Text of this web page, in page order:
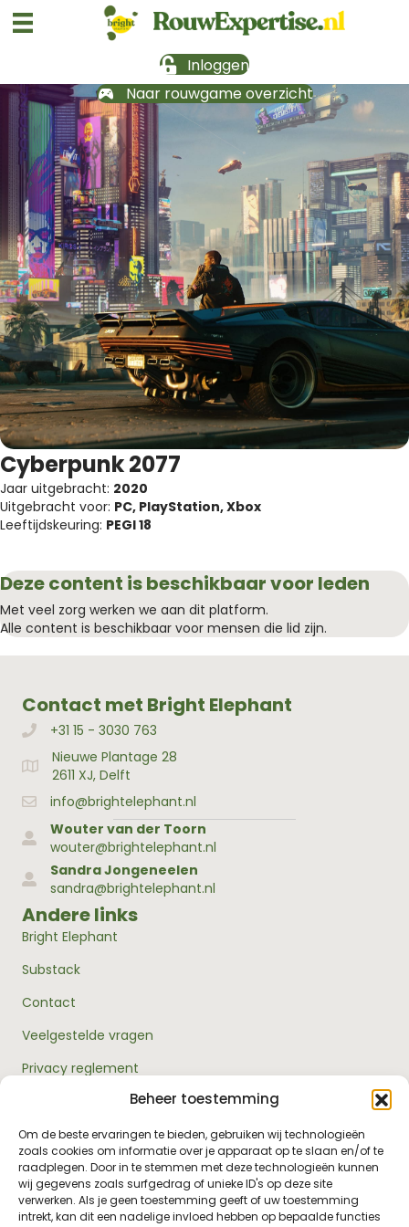
Beheer toestemming
Om de beste ervaringen te bieden, gebruiken wij technologieën
zoals cookies om informatie over je apparaat op te slaan en/of te
raadplegen. Door in te stemmen met deze technologieën kunnen
wij gegevens zoals surfgedrag of unieke ID's op deze site
verwerken. Als je geen toestemming geeft of uw toestemming
intrekt, kan dit een nadelige invloed hebben op bepaalde functies
Inloggen
Naar rouwgame overzicht
Cyberpunk 2077
Jaar uitgebracht: 2020
Uitgebracht voor: PC, PlayStation, Xbox
Leeftijdskeuring: PEGI 18
Deze content is beschikbaar voor leden
Met veel zorg werken we aan dit platform.
Alle content is beschikbaar voor mensen die lid zijn.
Contact met Bright Elephant
Bellen met Bright Elephant
+31 15 - 3030 763
Adres Bright Elephant
Nieuwe Plantage 28
2611 XJ, Delft
info@brightelephant.nl
Wouter van der Toorn
wouter@brightelephant.nl
Sandra Jongeneelen
sandra@brightelephant.nl
Andere links
Bright Elephant
Substack
Contact
Veelgestelde vragen
Privacy reglement
Algemene voorwaarden
Over ons
RouwExpertise.nl is een initiatief van Bright Elephant en
hét kennisplatform over rouw en verlies. Wij bieden
betrouwbare informatie en praktische hulp voor
iedereen die met rouw te maken heeft - van jezelf tot je